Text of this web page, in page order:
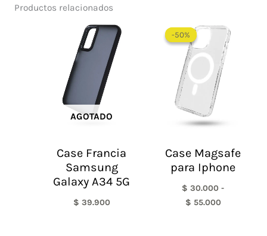
Productos relacionados
AGOTADO
Case Francia
Samsung
Galaxy A34 5G
$ 39.900
-50%
-50%
Case Magsafe
para Iphone
$ 30.000 -
$ 55.000
de
precios:
desde
$ 30.000
hasta